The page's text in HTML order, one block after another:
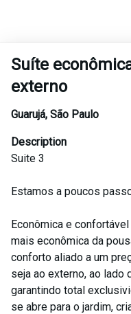
Suíte
externo
Guarujá, São Paulo
Description
Suite 3
Estamos a poucos
Econômica e confortável
mais econômica da
conforto aliado a um
seja ao externo, ao lado
garantindo total
se abre para o jardim,